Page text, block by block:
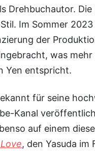
Drehbuchautor.
Im Sommer
der
was
Yen entspricht.
Kanal
auf einem
, den Yasuda